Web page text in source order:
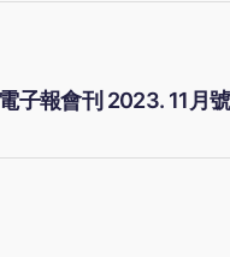
子報會刊 2023. 11月號